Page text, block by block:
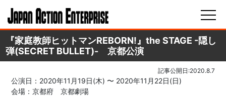
『家庭教師ヒットマンREBORN!』the STAGE -隠し
弾(SECRET BULLET)- 京都公演
記事公開日:2020.8.7
公演日：2020年11月19日(木) 〜 2020年11月22日(日)
会場：京都府 京都劇場